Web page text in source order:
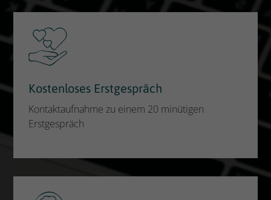
Kostenloses Erstgespräch
Kontaktaufnahme zu einem 20 minütigen
Erstgespräch